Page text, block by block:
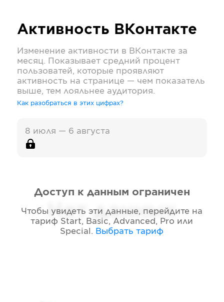
Активность ВКонтакте
Изменение активности в ВКонтакте за
месяц. Показывает средний процент
пользоватей, которые проявляют
активность на странице — чем показатель
выше, тем лояльнее аудитория.
Как разобраться в этих цифрах?
8 июля — 6 августа
Нет данных
Доступ к данным ограничен
Чтобы увидеть эти данные, перейдите на
тариф Start, Basic, Advanced, Pro или
Special . Выбрать тариф